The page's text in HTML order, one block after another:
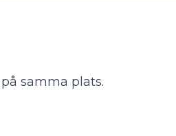
samma plats.